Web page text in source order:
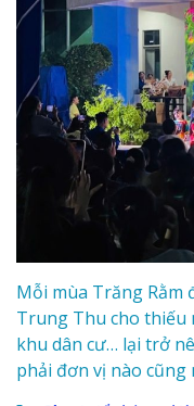
Mỗi mùa Trăng Rằm
Trung Thu cho thiếu
khu dân cư… lại trở
phải đơn vị nào cũng